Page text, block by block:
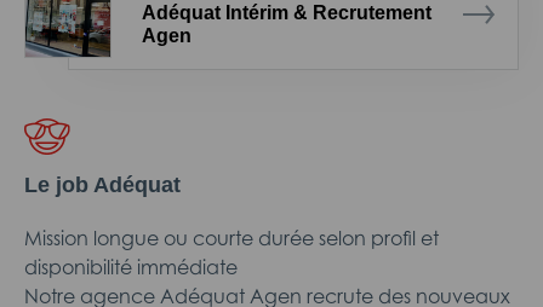
Adéquat Intérim & Recrutement
Agen
Le job Adéquat
Mission longue ou courte durée selon profil et
disponibilité immédiate
Notre agence Adéquat Agen recrute des nouveaux